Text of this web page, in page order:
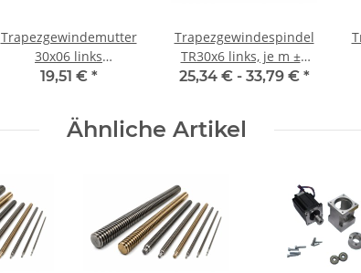
Trapezgewindemutter
30x06 links
Automatenstahl rund
19,51 € *
Trapezgewindespindel
TR30x6 links, je m ±2
mm
25,34 € - 33,79 € *
Ähnliche Artikel